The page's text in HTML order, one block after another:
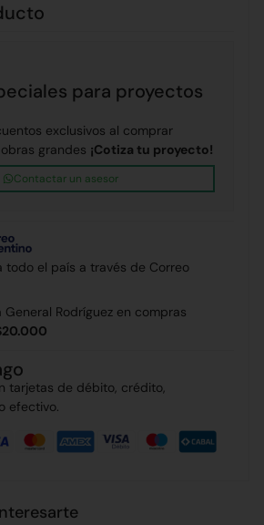
para proyectos
exclusivos al comprar
grandes ¡Cotiza tu proyecto!
Contactar un asesor
todo el país a través de Correo
General Rodríguez en compras
tarjetas de débito, crédito,
efectivo.